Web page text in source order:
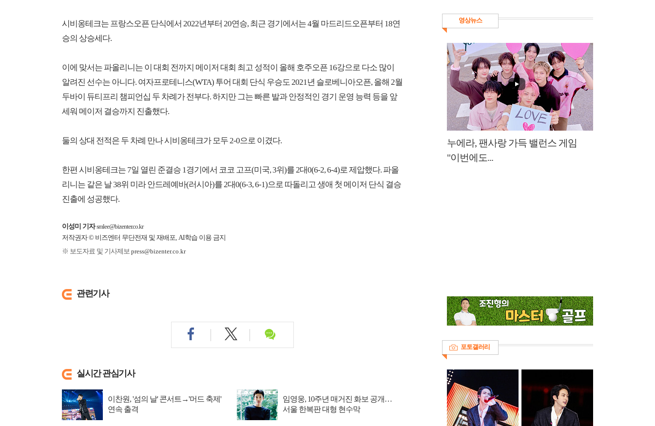
시비옹테크는 프랑스오픈 단식에서 2022년부터 20연승, 최근 경기에서는 4월 마드리드오픈부터 18연
승의 상승세다.
이에 맞서는 파올리니는 이 대회 전까지 메이저 대회 최고 성적이 올해 호주오픈 16강으로 다소 많이
알려진 선수는 아니다. 여자프로테니스(WTA) 투어 대회 단식 우승도 2021년 슬로베니아오픈, 올해 2월
두바이 듀티프리 챔피언십 두 차례가 전부다. 하지만 그는 빠른 발과 안정적인 경기 운영 능력 등을 앞
세워 메이저 결승까지 진출했다.
둘의 상대 전적은 두 차례 만나 시비옹테크가 모두 2-0으로 이겼다.
한편 시비옹테크는 7일 열린 준결승 1경기에서 코코 고프(미국, 3위)를 2대0(6-2, 6-4)로 제압했다. 파올
리니는 같은 날 38위 미라 안드레예바(러시아)를 2대0(6-3, 6-1)으로 따돌리고 생애 첫 메이저 단식 결승
진출에 성공했다.
이성미 기자 smlee@bizenter.co.kr
저작권자 © 비즈엔터 무단전재 및 재배포, AI학습 이용 금지
※ 보도자료 및 기사제보 press@bizenter.co.kr
관련기사
실시간 관심기사
이찬원, '섬의 날' 콘서트→'머드 축제'
연속 출격
임영웅, 10주년 매거진 화보 공개…
서울 한복판 대형 현수막
영상뉴스
누에라, 팬사랑 가득 밸런스 게임
"이번에도...
포토갤러리